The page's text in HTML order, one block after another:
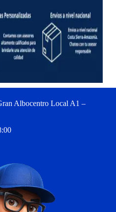
Albocentro Local A1 –